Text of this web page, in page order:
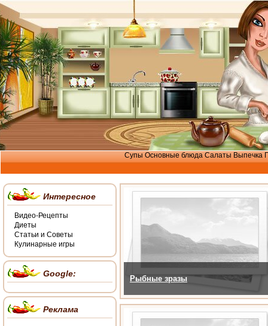
Супы Основные блюда Салаты Выпечка
Рыбные зразы
Интересное
Видео-Рецепты
Диеты
Статьи и Советы
Кулинарные игры
Google:
Реклама